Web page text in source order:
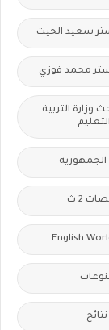
سعيد الحيت
محمد فوزي
وزارة التربية
2 ث
نتائج